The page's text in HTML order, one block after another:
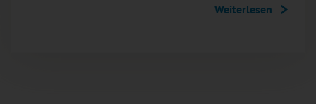
Weiterlesen